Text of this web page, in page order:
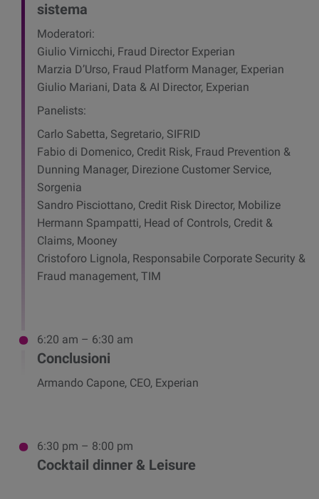
sistema
Moderatori:
Giulio Virnicchi, Fraud Director Experian
Marzia D’Urso, Fraud Platform Manager, Experian
Giulio Mariani, Data & AI Director, Experian
Panelists:
Carlo Sabetta, Segretario, SIFRID
Fabio di Domenico, Credit Risk, Fraud Prevention &
Dunning Manager, Direzione Customer Service,
Sorgenia
Sandro Pisciottano, Credit Risk Director, Mobilize
Hermann Spampatti, Head of Controls, Credit &
Claims, Mooney
Cristoforo Lignola, Responsabile Corporate Security &
Fraud management, TIM
6:20 am – 6:30 am
Conclusioni
Armando Capone, CEO, Experian
6:30 pm – 8:00 pm
Cocktail dinner & Leisure